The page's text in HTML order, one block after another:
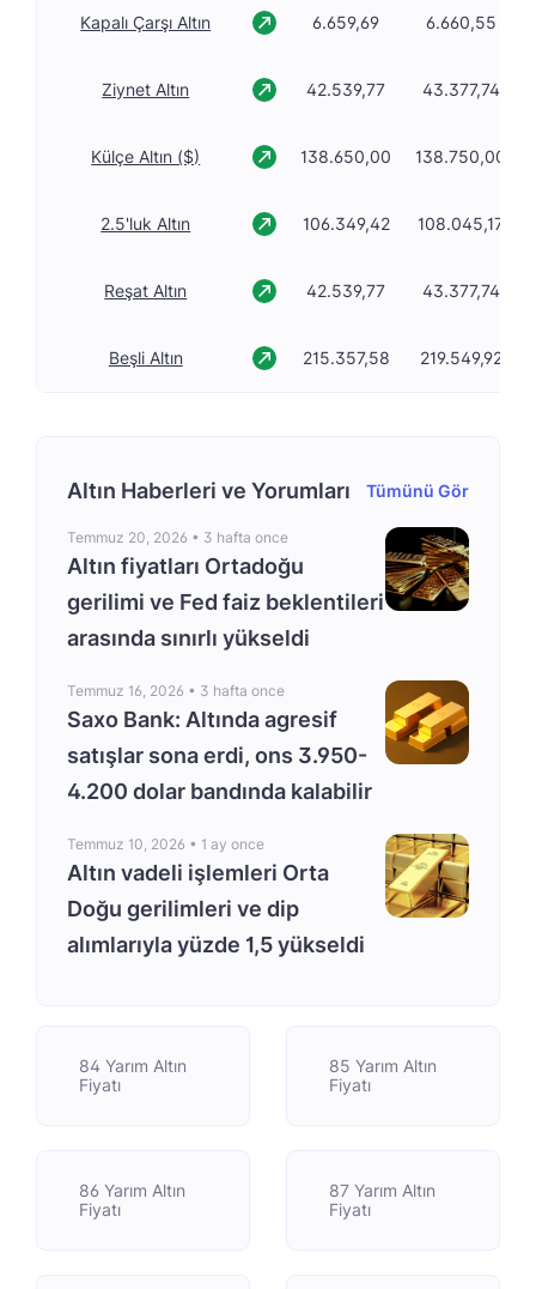
Kapalı Çarşı Altın 6.659,69 6.660,55
Ziynet Altın 42.539,77 43.377,74
Külçe Altın ($) 138.650,00 138.750,00
2.5'luk Altın 106.349,42 108.045,17
Reşat Altın 42.539,77 43.377,74
Beşli Altın 215.357,58 219.549,92
Altın Haberleri ve Yorumları Tümünü Gör
Temmuz 20, 2026 • 3 hafta once
Altın fiyatları Ortadoğu
gerilimi ve Fed faiz beklentileri
arasında sınırlı yükseldi
Temmuz 16, 2026 • 3 hafta once
Saxo Bank: Altında agresif
satışlar sona erdi, ons 3.950-
4.200 dolar bandında kalabilir
Temmuz 10, 2026 • 1 ay once
Altın vadeli işlemleri Orta
Doğu gerilimleri ve dip
alımlarıyla yüzde 1,5 yükseldi
84 Yarım Altın
Fiyatı
85 Yarım Altın
Fiyatı
86 Yarım Altın
Fiyatı
87 Yarım Altın
Fiyatı